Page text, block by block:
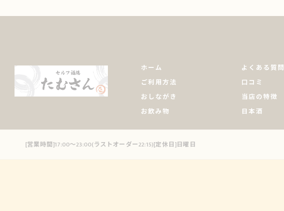
[営業時間]17:00～23:00(ラストオーダー22:15)[定休日]日曜日
ホーム
ご利用方法
おしながき
お飲み物
よくある質問
口コミ
当店の特徴
日本酒